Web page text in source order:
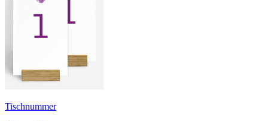
Tischnummer